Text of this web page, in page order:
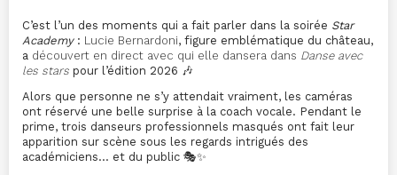
C’est l’un des moments qui a fait parler dans la soirée Star
Academy: Lucie Bernardoni, figure emblématique du château,
a découvert en direct avec qui elle dansera dans Danse avec
les stars pour l’édition 2026 🎶
Alors que personne ne s’y attendait vraiment, les caméras
ont réservé une belle surprise à la coach vocale. Pendant le
prime, trois danseurs professionnels masqués ont fait leur
apparition sur scène sous les regards intrigués des
académiciens… et du public 🎭✨